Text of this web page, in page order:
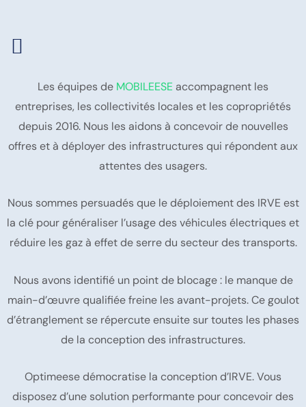
Les équipes de MOBILEESE accompagnent les
entreprises, les collectivités locales et les copropriétés
depuis 2016. Nous les aidons à concevoir de nouvelles
offres et à déployer des infrastructures qui répondent aux
attentes des usagers.
Nous sommes persuadés que le déploiement des IRVE est
la clé pour généraliser l’usage des véhicules électriques et
réduire les gaz à effet de serre du secteur des transports.
Nous avons identifié un point de blocage : le manque de
main-d’œuvre qualifiée freine les avant-projets. Ce goulot
d’étranglement se répercute ensuite sur toutes les phases
de la conception des infrastructures.
Optimeese démocratise la conception d’IRVE. Vous
disposez d’une solution performante pour concevoir des